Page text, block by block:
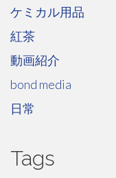
ケミカル用品
紅茶
動画紹介
bond media
日常
Tags